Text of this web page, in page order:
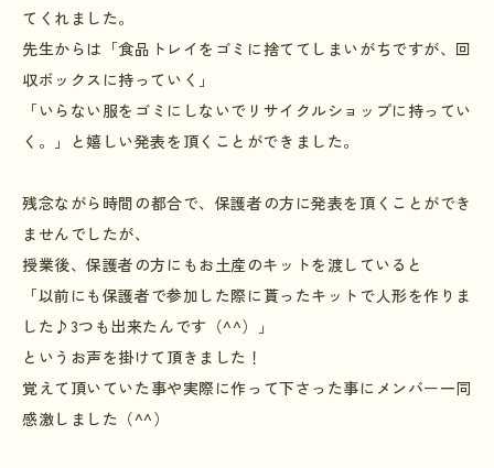
てくれました。
先生からは「食品トレイをゴミに捨ててしまいがちですが、回
収ボックスに持っていく」
「いらない服をゴミにしないでリサイクルショップに持ってい
く。」と嬉しい発表を頂くことができました。
残念ながら時間の都合で、保護者の方に発表を頂くことができ
ませんでしたが、
授業後、保護者の方にもお土産のキットを渡していると
「以前にも保護者で参加した際に貰ったキットで人形を作りま
した♪3つも出来たんです（^^）」
というお声を掛けて頂きました！
覚えて頂いていた事や実際に作って下さった事にメンバー一同
感激しました（^^）